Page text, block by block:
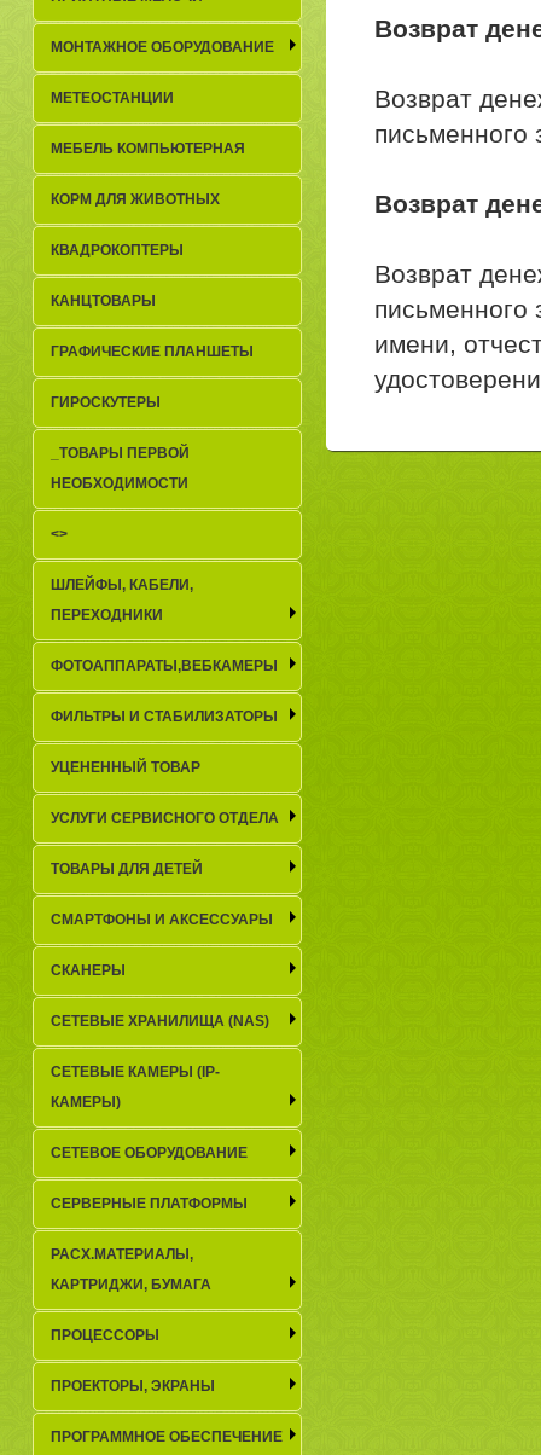
Возврат
Возврат
письменного
Возврат
Возврат
письменного
имени,
МОНТАЖНОЕ ОБОРУДОВАНИЕ
МЕТЕОСТАНЦИИ
МЕБЕЛЬ КОМПЬЮТЕРНАЯ
КОРМ ДЛЯ ЖИВОТНЫХ
КВАДРОКОПТЕРЫ
КАНЦТОВАРЫ
ГРАФИЧЕСКИЕ ПЛАНШЕТЫ
ГИРОСКУТЕРЫ
_TОВАРЫ ПЕРВОЙ
НЕОБХОДИМОСТИ
<>
ШЛЕЙФЫ, КАБЕЛИ,
ПЕРЕХОДНИКИ
ФОТОАППАРАТЫ,ВЕБКАМЕРЫ
ФИЛЬТРЫ И СТАБИЛИЗАТОРЫ
УЦЕНЕННЫЙ ТОВАР
УСЛУГИ СЕРВИСНОГО ОТДЕЛА
ТОВАРЫ ДЛЯ ДЕТЕЙ
СМАРТФОНЫ И АКСЕССУАРЫ
СКАНЕРЫ
СЕТЕВЫЕ ХРАНИЛИЩА (NAS)
СЕТЕВЫЕ КАМЕРЫ (IP-
КАМЕРЫ)
СЕТЕВОЕ ОБОРУДОВАНИЕ
СЕРВЕРНЫЕ ПЛАТФОРМЫ
РАСХ.МАТЕРИАЛЫ,
КАРТРИДЖИ, БУМАГА
ПРОЦЕССОРЫ
ПРОЕКТОРЫ, ЭКРАНЫ
ПРОГРАММНОЕ ОБЕСПЕЧЕНИЕ